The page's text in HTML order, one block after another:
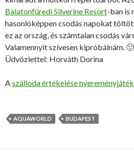
Balatonfüredi Silverine Resort-ban is
hasonlóképpen csodás napokat
ez az ország, és számtalan csodás
Valamennyit szívesen kipróbálnám. 🙂
Üdvözlettel: Horváth Dorina
Aszálloda értékelése
AQUAWORLD BUDAPEST